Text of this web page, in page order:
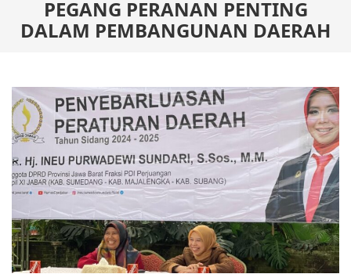
PEGANG PERANAN PENTING
DALAM PEMBANGUNAN DAERAH